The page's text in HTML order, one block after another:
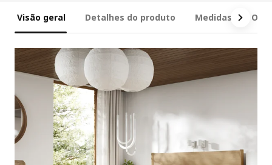
Visão geral Detalhes do produto Medidas O